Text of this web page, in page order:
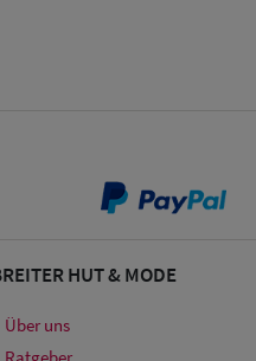
HUT & MODE
Über uns